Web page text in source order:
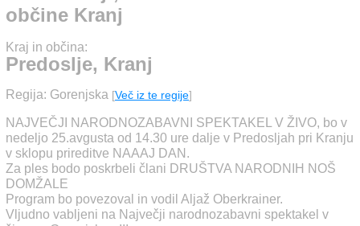
Ansambel Viharnik,
Ansambel Zarja,
Ansambel Dor ma Cajt,
Pihalni orkester Mestne
občine Kranj
občine Kranj
Kraj in občina:
Predoslje, Kranj
Regija: Gorenjska [Več iz te regije]
NAJVEČJI NARODNOZABAVNI SPEKTAKEL V ŽIVO, bo v
nedeljo 25.avgusta od 14.30 ure dalje v Predosljah pri Kranju
v sklopu prireditve NAAAJ DAN.
Za ples bodo poskrbeli člani DRUŠTVA NARODNIH NOŠ
DOMŽALE
Program bo povezoval in vodil Aljaž Oberkrainer.
Vljudno vabljeni na Največji narodnozabavni spektakel v